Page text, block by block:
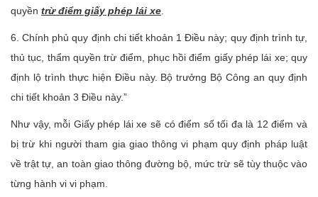
quyền trừ điểm giấy phép lái xe.
6. Chính phủ quy định chi tiết khoản 1 Điều này; quy định trình tự,
thủ tục, thẩm quyền trừ điểm, phục hồi điểm giấy phép lái xe; quy
định lộ trình thực hiện Điều này. Bộ trưởng Bộ Công an quy định
chi tiết khoản 3 Điều này.”
Như vậy, mỗi Giấy phép lái xe sẽ có điểm số tối đa là 12 điểm và
bị trừ khi người tham gia giao thông vi phạm quy định pháp luật
về trật tự, an toàn giao thông đường bộ, mức trừ sẽ tùy thuộc vào
từng hành vi vi phạm.